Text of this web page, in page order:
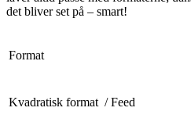
det bliver set på – smart!
Format
Kvadratisk format / Feed